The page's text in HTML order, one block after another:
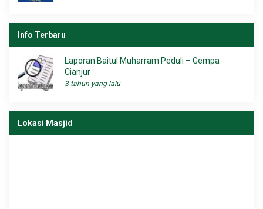
Info Terbaru
Laporan Baitul Muharram Peduli – Gempa
Cianjur
3 tahun yang lalu
Lokasi Masjid